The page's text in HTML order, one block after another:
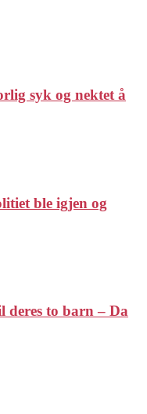
syk og nektet å
ble igjen og
deres to barn – Da